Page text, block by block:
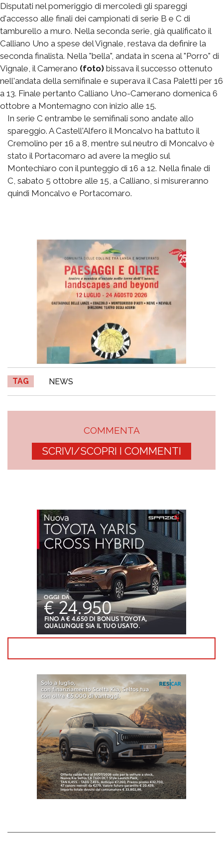
Disputati nel pomeriggio di mercoledì gli spareggi
d'accesso alle finali dei campionati di serie B e C di
tamburello a muro. Nella seconda serie, già qualificato il
Calliano Uno a spese del Vignale, restava da definire la
seconda finalista. Nella "bella", andata in scena al "Porro" di
Vignale, il Camerano (foto) bissava il successo ottenuto
nell'andata della semifinale e superava il Casa Paletti per 16
a 13. Finale pertanto Calliano Uno-Camerano domenica 6
ottobre a Montemagno con inizio alle 15.
In serie C entrambe le semifinali sono andate allo
spareggio. A Castell'Alfero il Moncalvo ha battuto il
Cremolino per 16 a 8, mentre sul neutro di Moncalvo è
stato il Portacomaro ad avere la meglio sul
Montechiaro con il punteggio di 16 a 12. Nella finale di
C, sabato 5 ottobre alle 15, a Calliano, si misureranno
quindi Moncalvo e Portacomaro.
TAG NEWS
COMMENTA
SCRIVI/SCOPRI I COMMENTI